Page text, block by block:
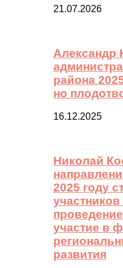
21.07.2026
Александр
района
но
16.12.2025
Николай
2025 году
участие в
развития